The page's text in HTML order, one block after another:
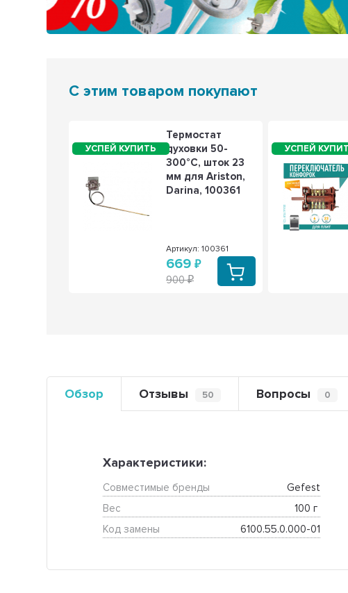
С этим товаром покупают
Термостат
духовки 50-
300°С, шток 23
мм для Ariston,
Darina, 100361
Артикул: 100361
669
900
Обзор Отзывы 50 Вопросы 0
Характеристики:
Совместимые бренды
Gefest
Вес
100 г
Код замены
6100.55.0.000-01